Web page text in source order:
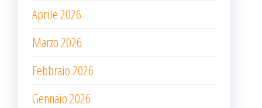
Aprile 2026
Marzo 2026
Febbraio 2026
Gennaio 2026